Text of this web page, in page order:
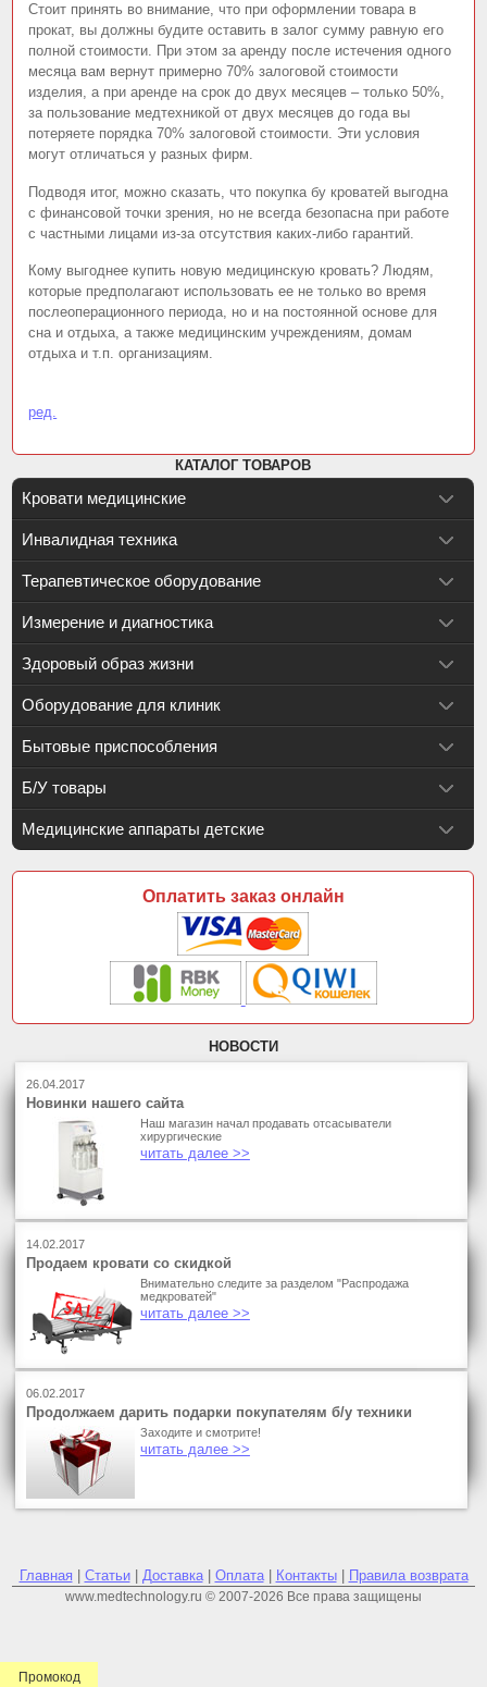
Стоит принять во внимание, что при оформлении товара в
прокат, вы должны будите оставить в залог сумму равную его
полной стоимости. При этом за аренду после истечения одного
месяца вам вернут примерно 70% залоговой стоимости
изделия, а при аренде на срок до двух месяцев – только 50%,
за пользование медтехникой от двух месяцев до года вы
потеряете порядка 70% залоговой стоимости. Эти условия
могут отличаться у разных фирм.
Подводя итог, можно сказать, что покупка бу кроватей выгодна
с финансовой точки зрения, но не всегда безопасна при работе
с частными лицами из-за отсутствия каких-либо гарантий.
Кому выгоднее купить новую медицинскую кровать? Людям,
которые предполагают использовать ее не только во время
послеоперационного периода, но и на постоянной основе для
сна и отдыха, а также медицинским учреждениям, домам
отдыха и т.п. организациям.
ред.
КАТАЛОГ ТОВАРОВ
Кровати медицинские
Инвалидная техника
Терапевтическое оборудование
Измерение и диагностика
Здоровый образ жизни
Оборудование для клиник
Бытовые приспособления
Б/У товары
Медицинские аппараты детские
Оплатить заказ онлайн
НОВОСТИ
26.04.2017
Новинки нашего сайта
Наш магазин начал продавать отсасыватели
хирургические
читать далее >>
14.02.2017
Продаем кровати со скидкой
Внимательно следите за разделом "Распродажа
медкроватей"
читать далее >>
06.02.2017
Продолжаем дарить подарки покупателям б/у техники
Заходите и смотрите!
читать далее >>
Главная Статьи| Доставка| Оплата| Контакты| Правила возврата
www.medtechnology.ru © 2007-2026 Все права защищены
Промокод